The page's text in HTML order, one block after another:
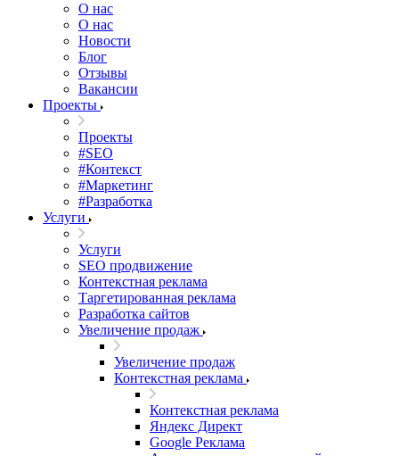
О нас
О нас
Новости
Блог
Отзывы
Вакансии
Проекты
Проекты
#SEO
#Контекст
#Маркетинг
#Разработка
Услуги
Услуги
SEO продвижение
Контекстная реклама
Таргетированная реклама
Разработка сайтов
Увеличение продаж
Увеличение продаж
Контекстная реклама
Контекстная реклама
Яндекс Директ
Google Реклама